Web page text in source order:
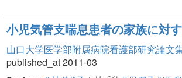
小児気管支喘息患者の家族に対
山口大学医学部附属病院看護部研究論文
published_at 2011-03